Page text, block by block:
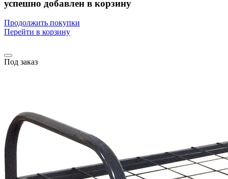
успешно добавлен в корзину
Продолжить покупки
Перейти в корзину
Под заказ